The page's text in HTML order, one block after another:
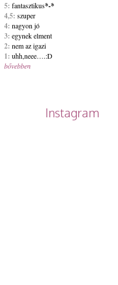
5: fantasztikus*-*
4,5: szuper
4: nagyon jó
3: egynek elment
2: nem az igazi
1: uhh,neee….:D
bővebben
Instagram